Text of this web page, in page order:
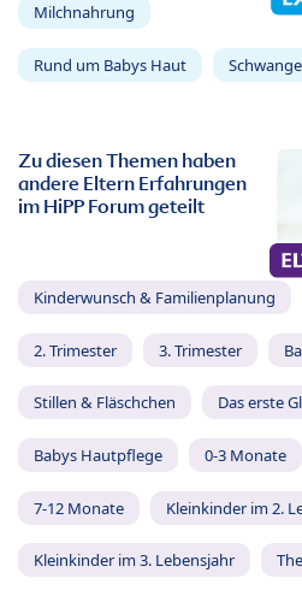
Milchnahrung
Rund um Babys Haut
Zu diesen Themen haben
andere Eltern Erfahrungen
im HiPP Forum geteilt
Kinderwunsch & Familienplanung
2. Trimester 3. Trimester
Stillen & Fläschchen Das erste
Babys Hautpflege 0-3 Monate
7-12 Monate Kleinkinder im 2.
Kleinkinder im 3. Lebensjahr